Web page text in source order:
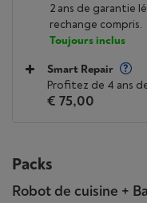
2 ans de garantie
rechange compris.
Toujours inclus
Smart Repair
Profitez de 4 ans
€ 75,00
Packs
Robot de cuisine +